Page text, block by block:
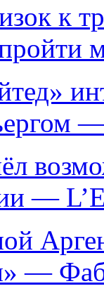
к
—
—